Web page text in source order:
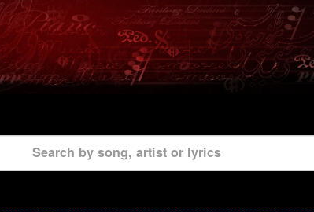
Search by song, artist or lyrics